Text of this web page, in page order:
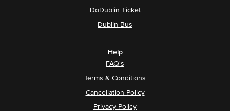
DoDublin Ticket
Dublin Bus
Help
FAQ's
Terms & Conditions
Cancellation Policy
Privacy Policy